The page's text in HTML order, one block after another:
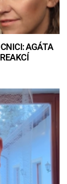
AGÁTA